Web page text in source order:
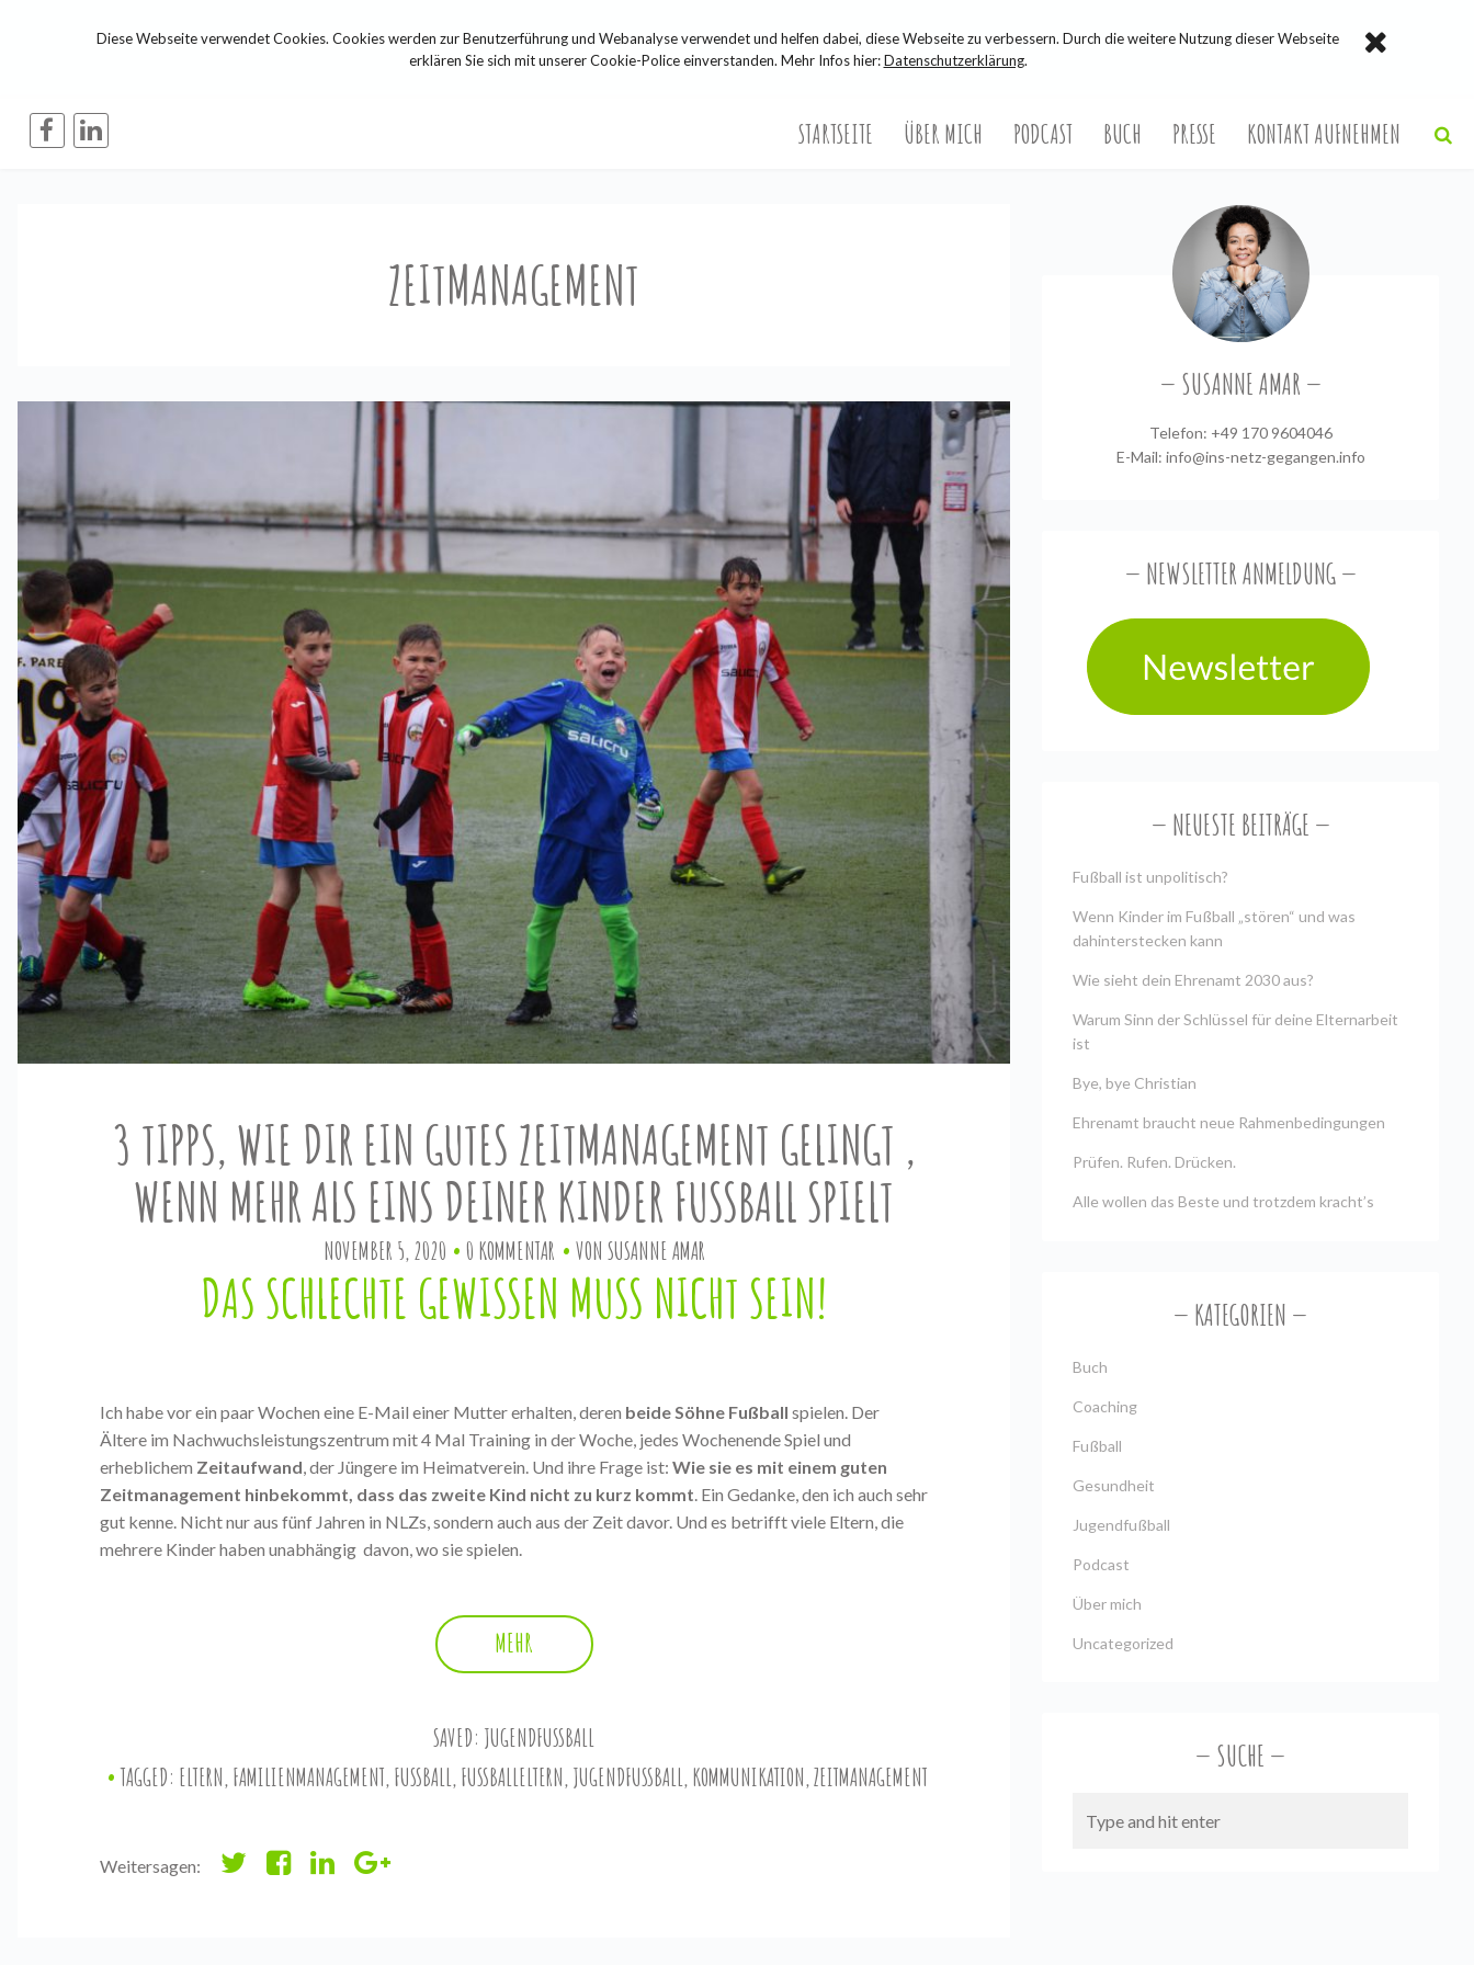
STARTSEITE ÜBER MICH PODCAST BUCH PRESSE KONTAKT AUFNEHMEN
ZEITMANAGEMENT
3 TIPPS, WIE DIR EIN GUTES ZEITMANAGEMENT GELINGT ,
WENN MEHR ALS EINS DEINER KINDER FUSSBALL SPIELT
NOVEMBER 5, 2020 0 KOMMENTAR VON SUSANNE AMAR
DAS SCHLECHTE GEWISSEN MUSS NICHT SEIN!
Ich habe vor ein paar Wochen eine E-Mail einer Mutter erhalten, deren beide Söhne Fußball spielen. Der
Ältere im Nachwuchsleistungszentrum mit 4 Mal Training in der Woche, jedes Wochenende Spiel und
erheblichem Zeitaufwand, der Jüngere im Heimatverein. Und ihre Frage ist: Wie sie es mit einem guten
Zeitmanagement hinbekommt, dass das zweite Kind nicht zu kurz kommt. Ein Gedanke, den ich auch sehr
gut kenne. Nicht nur aus fünf Jahren in NLZs, sondern auch aus der Zeit davor. Und es betrifft viele Eltern, die
mehrere Kinder haben unabhängig davon, wo sie spielen.
MEHR
SAVED: JUGENDFUSSBALL
TAGGED: ELTERN, FAMILIENMANAGEMENT, FUSSBALL , FUSSBALLELTERN , JUGENDFUSSBALL , KOMMUNIKATION,ZEITMANAGEMENT
Weitersagen:
SUSANNE AMAR
Telefon: +49 170 9604046
E-Mail: info@ins-netz-gegangen.info
NEWSLETTER ANMELDUNG
NEUESTE BEITRÄGE
Fußball ist unpolitisch?
Wenn Kinder im Fußball „stören“ und was
dahinterstecken kann
Wie sieht dein Ehrenamt 2030 aus?
Warum Sinn der Schlüssel für deine Elternarbeit
ist
Bye, bye Christian
Ehrenamt braucht neue Rahmenbedingungen
Prüfen. Rufen. Drücken.
Alle wollen das Beste und trotzdem kracht’s
KATEGORIEN
Buch
Coaching
Fußball
Gesundheit
Jugendfußball
Podcast
Über mich
Uncategorized
SUCHE
Diese Webseite verwendet Cookies. Cookies werden zur Benutzerführung und Webanalyse verwendet und helfen dabei, diese Webseite zu verbessern. Durch die weitere Nutzung dieser Webseite
erklären Sie sich mit unserer Cookie-Police einverstanden. Mehr Infos hier:Datenschutzerklärung.